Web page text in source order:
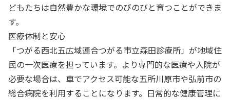
どもたちは自然豊かな環境でのびのびと育つことができま
す。
医療体制と安心
「つがる西北五広域連合つがる市立森田診療所」が地域住
民の一次医療を担っています。より専門的な医療や入院が
必要な場合は、車でアクセス可能な五所川原市や弘前市の
総合病院を利用することになります。日常的な健康管理に